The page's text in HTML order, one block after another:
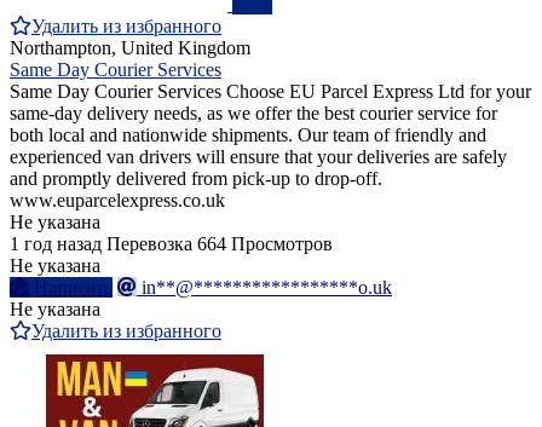
Удалить из избранного
Northampton, United Kingdom
Same Day Courier Services
Same Day Courier Services Choose EU Parcel Express Ltd for your
same-day delivery needs, as we offer the best courier service for
both local and nationwide shipments. Our team of friendly and
experienced van drivers will ensure that your deliveries are safely
and promptly delivered from pick-up to drop-off.
www.euparcelexpress.co.uk
Не указана
1 год назад Перевозка 664 Просмотров
Не указана
Написать
in**@*****************o.uk
Не указана
Удалить из избранного